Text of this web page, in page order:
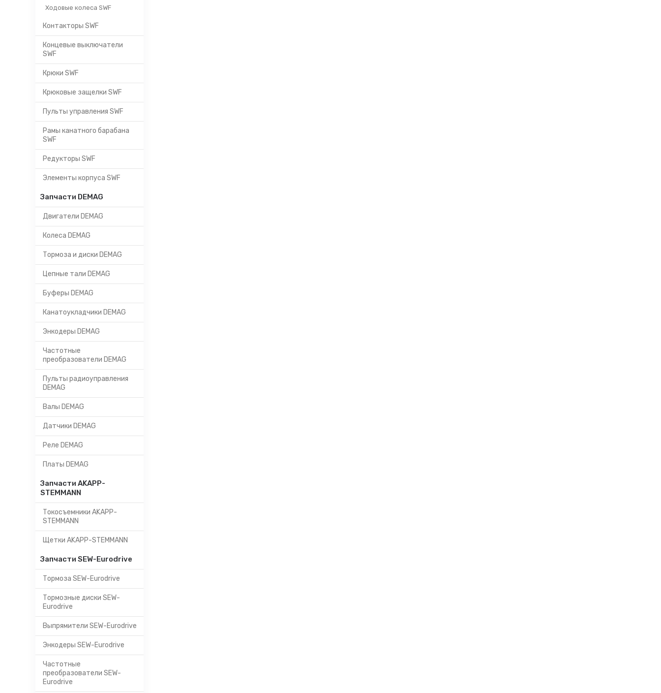
Ходовые колеса SWF
Контакторы SWF
Концевые выключатели
SWF
Крюки SWF
Крюковые защелки SWF
Пульты управления SWF
Рамы канатного барабана
SWF
Редукторы SWF
Элементы корпуса SWF
Запчасти DEMAG
Двигатели DEMAG
Колеса DEMAG
Тормоза и диски DEMAG
Цепные тали DEMAG
Буферы DEMAG
Канатоукладчики DEMAG
Энкодеры DEMAG
Частотные
преобразователи DEMAG
Пульты радиоуправления
DEMAG
Валы DEMAG
Датчики DEMAG
Реле DEMAG
Платы DEMAG
Запчасти AKAPP-
STEMMANN
Токосъемники AKAPP-
STEMMANN
Щетки AKAPP-STEMMANN
Запчасти SEW-Eurodrive
Тормоза SEW-Eurodrive
Тормозные диски SEW-
Eurodrive
Выпрямители SEW-Eurodrive
Энкодеры SEW-Eurodrive
Частотные
преобразователи SEW-
Eurodrive